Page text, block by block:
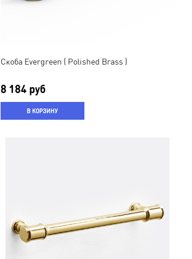
Скоба Evergreen ( Polished Brass )
8 184 руб
В КОРЗИНУ